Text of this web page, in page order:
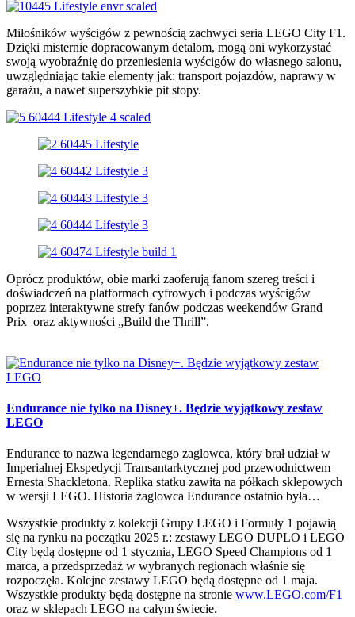
Miłośników wyścigów z pewnością zachwyci seria LEGO City F1.
Dzięki misternie dopracowanym detalom, mogą oni wykorzystać
swoją wyobraźnię do przeniesienia wyścigów do własnego salonu,
uwzględniając takie elementy jak: transport pojazdów, naprawy w
garażu, a nawet superszybkie pit stopy.
Oprócz produktów, obie marki zaoferują fanom szereg treści i
doświadczeń na platformach cyfrowych i podczas wyścigów
poprzez interaktywne strefy fanów podczas weekendów Grand
Prix oraz aktywności „Build the Thrill”.
Endurance nie tylko na Disney+. Będzie wyjątkowy zestaw
LEGO
Endurance to nazwa legendarnego żaglowca, który brał udział w
Imperialnej Ekspedycji Transantarktycznej pod przewodnictwem
Ernesta Shackletona. Replika statku zawita na półkach sklepowych
w wersji LEGO. Historia żaglowca Endurance ostatnio była…
Wszystkie produkty z kolekcji Grupy LEGO i Formuły 1 pojawią
się na rynku na początku 2025 r.: zestawy LEGO DUPLO i LEGO
City będą dostępne od 1 stycznia, LEGO Speed Champions od 1
marca, a przedsprzedaż w wybranych regionach właśnie się
rozpoczęła. Kolejne zestawy LEGO będą dostępne od 1 maja.
Wszystkie produkty będą dostępne na stronie www.LEGO.com/F1
oraz w sklepach LEGO na całym świecie.